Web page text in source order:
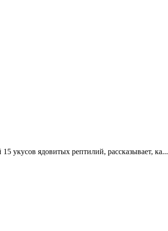
укусов ядовитых рептилий, рассказывает, ка...